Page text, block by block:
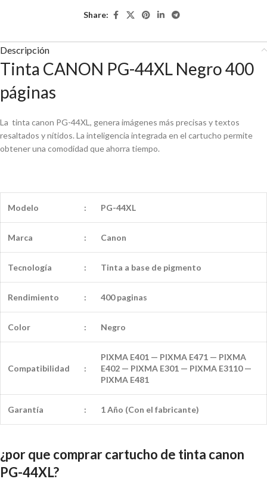
Share:
Descripción
Tinta CANON PG-44XL Negro 400
páginas
La tinta canon PG-44XL, genera imágenes más precisas y textos
resaltados y nítidos. La inteligencia integrada en el cartucho permite
obtener una comodidad que ahorra tiempo.
Modelo : PG-44XL
Marca : Canon
Tecnología : Tinta a base de pigmento
Rendimiento : 400 paginas
Color : Negro
Compatibilidad :
PIXMA E401 — PIXMA E471 — PIXMA
E402 — PIXMA E301 — PIXMA E3110 —
PIXMA E481
Garantía : 1 Año (Con el fabricante)
¿por que comprar cartucho de tinta canon
PG-44XL?